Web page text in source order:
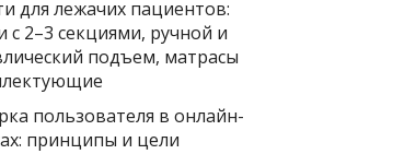
для лежачих пациентов:
с 2–3 секциями, ручной и
подъем, матрасы
пользователя в онлайн-
принципы и цели